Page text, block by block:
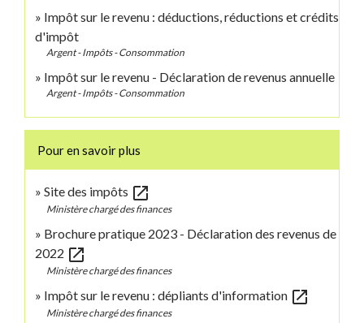
Impôt sur le revenu : déductions, réductions et crédits
d'impôt
Argent - Impôts - Consommation
Impôt sur le revenu - Déclaration de revenus annuelle
Argent - Impôts - Consommation
Pour en savoir plus
Site des impôts open_in_new
Ministère chargé des finances
Brochure pratique 2023 - Déclaration des revenus de
2022 open_in_new
Ministère chargé des finances
Impôt sur le revenu : dépliants d'information open_in_new
Ministère chargé des finances